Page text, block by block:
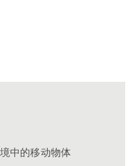
中的移动物体